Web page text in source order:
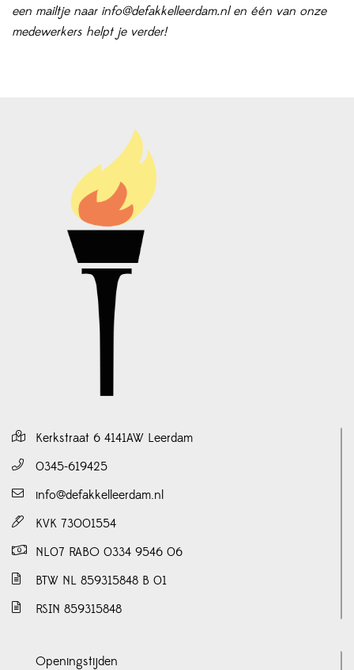
een mailtje naar info@defakkelleerdam.nl en één van onze
medewerkers helpt je verder!
Kerkstraat 6 4141AW Leerdam
0345-619425
info@defakkelleerdam.nl
KVK 73001554
NL07 RABO 0334 9546 06
BTW NL 859315848 B 01
RSIN 859315848
Openingstijden